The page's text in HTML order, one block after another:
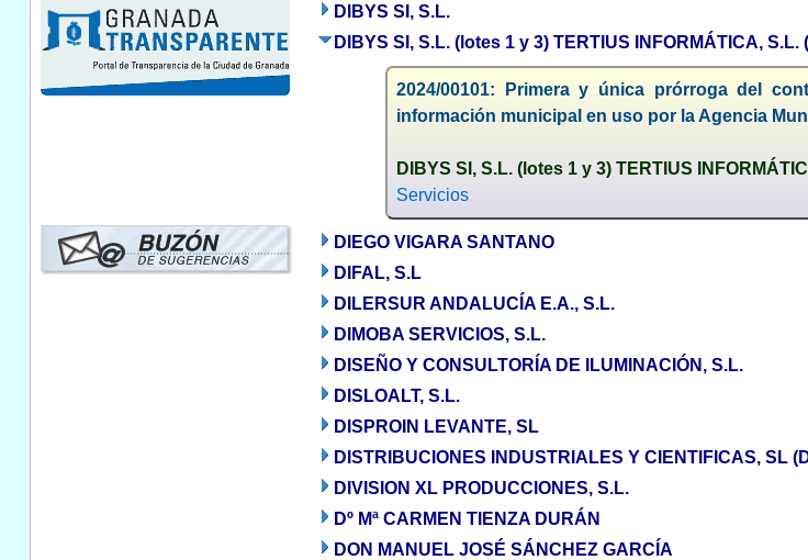
DIBYS SI, S.L.
DIBYS SI, S.L. (lotes 1 y 3) TERTIUS INFORMÁTICA, S.L.
2024/00101: Primera y única prórroga del
información municipal en uso por la Agencia
DIBYS SI, S.L. (lotes 1 y 3) TERTIUS
Servicios
DIEGO VIGARA SANTANO
DIFAL, S.L
DILERSUR ANDALUCÍA E.A., S.L.
DIMOBA SERVICIOS, S.L.
DISEÑO Y CONSULTORÍA DE ILUMINACIÓN, S.L.
DISLOALT, S.L.
DISPROIN LEVANTE, SL
DISTRIBUCIONES INDUSTRIALES Y CIENTIFICAS, SL
DIVISION XL PRODUCCIONES, S.L.
Dº Mª CARMEN TIENZA DURÁN
DON MANUEL JOSÉ SÁNCHEZ GARCÍA